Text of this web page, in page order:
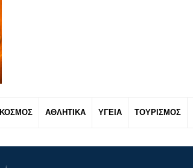
ΚΟΣΜΟΣ ΑΘΛΗΤΙΚΑ ΥΓΕΙΑ ΤΟΥΡΙΣΜΟΣ